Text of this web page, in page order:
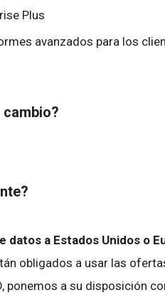
Plus
avanzados para los
datos a Estados Unidos o
obligados a usar las
ponemos a su disposición